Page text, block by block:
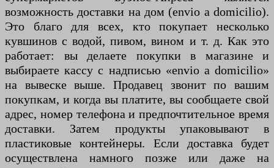
возможность доставки на дом (envio a domicilio).
Это благо для всех, кто покупает несколько
кувшинов с водой, пивом, вином и т. д. Как это
работает: вы делаете покупки в магазине и
выбираете кассу с надписью «envio a domicilio»
на вывеске выше. Продавец звонит по вашим
покупкам, и когда вы платите, вы сообщаете свой
адрес, номер телефона и предпочтительное время
доставки. Затем продукты упаковывают в
пластиковые контейнеры. Если доставка будет
осуществлена намного позже или даже на